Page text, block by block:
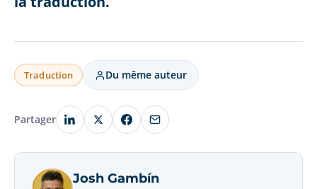
Traduction Du même auteur
Partager
Josh Gambín